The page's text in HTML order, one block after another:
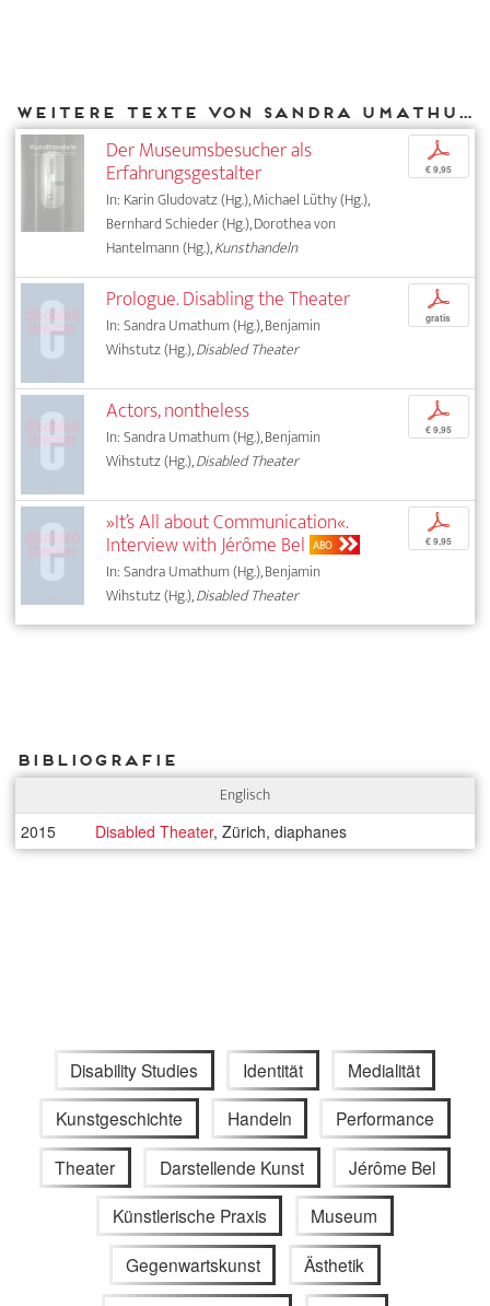
Weitere Texte von Sandra Umathum bei DIAPHANES
Der Museumsbesucher als
Erfahrungsgestalter
In: Karin Gludovatz (Hg.), Michael Lüthy (Hg.),
Bernhard Schieder (Hg.), Dorothea von
Hantelmann (Hg.),Kunsthandeln
p
€ 9,95
Prologue. Disabling the Theater
In: Sandra Umathum (Hg.), Benjamin
Wihstutz (Hg.),Disabled Theater
p
gratis
Actors, nontheless
In: Sandra Umathum (Hg.), Benjamin
Wihstutz (Hg.),Disabled Theater
p
€ 9,95
»It’s All about Communication«.
Interview with Jérôme Bel ABO
In: Sandra Umathum (Hg.), Benjamin
Wihstutz (Hg.),Disabled Theater
p
€ 9,95
Bibliografie
Englisch
2015 Disabled Theater, Zürich, diaphanes
Disability Studies Identität Medialität
Kunstgeschichte Handeln Performance
Theater Darstellende Kunst Jérôme Bel
Künstlerische Praxis Museum
Gegenwartskunst Ästhetik